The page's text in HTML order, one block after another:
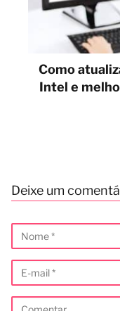
Como
Intel e
Deixe um